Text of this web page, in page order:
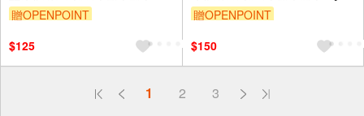
孔款1101-A 不銹鋼烤漆白+黑頭
贈OPENPOINT
$125
度150mm]
贈OPENPOINT
$150
1 2 3
詐騙網頁！請小心！